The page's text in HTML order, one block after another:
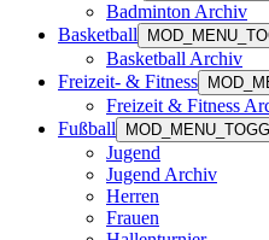
Badminton Archiv
Basketball
Basketball Archiv
Freizeit- & Fitness
Freizeit & Fitness
Fußball
Jugend
Jugend Archiv
Herren
Frauen